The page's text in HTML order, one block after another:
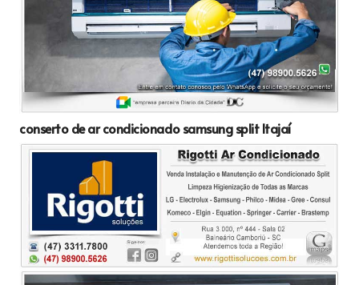
conserto de ar condicionado samsung split Itajaí